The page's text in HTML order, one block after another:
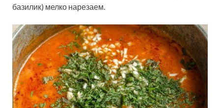
базилик) мелко нарезаем.